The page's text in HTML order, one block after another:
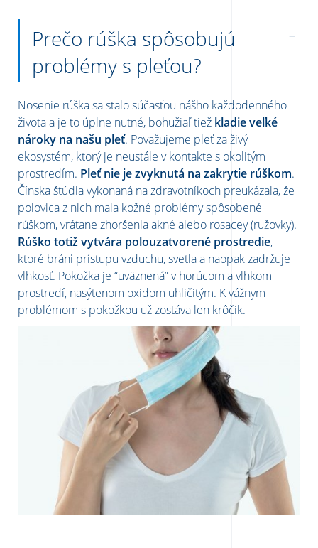
Prečo rúška spôsobujú
problémy s pleťou?
Nosenie rúška sa stalo súčasťou nášho každodenného
života a je to úplne nutné, bohužiaľ tiež kladie veľké
nároky na našu pleť. Považujeme pleť za živý
ekosystém, ktorý je neustále v kontakte s okolitým
prostredím. Pleť nie je zvyknutá na zakrytie rúškom.
Čínska štúdia vykonaná na zdravotníkoch preukázala, že
polovica z nich mala kožné problémy spôsobené
rúškom, vrátane zhoršenia akné alebo rosacey (ružovky).
Rúško totiž vytvára polouzatvorené prostredie,
ktoré bráni prístupu vzduchu, svetla a naopak zadržuje
vlhkosť. Pokožka je “uväznená” v horúcom a vlhkom
prostredí, nasýtenom oxidom uhličitým. K vážnym
problémom s pokožkou už zostáva len krôčik.